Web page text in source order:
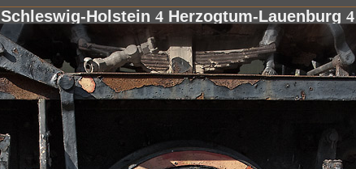
Schleswig-Holstein 4 Herzogtum-Lauenburg 4